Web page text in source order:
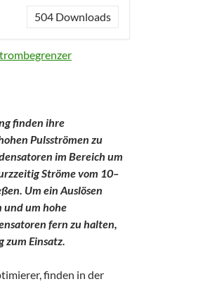
504 Downloads
finden ihre
Pulsströmen zu
im Bereich um
Ströme vom 10–
Um ein Auslösen
und um hohe
fern zu halten,
zum Einsatz.
finden in der